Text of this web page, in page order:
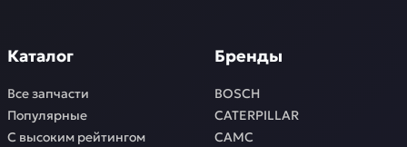
Каталог
Все запчасти
Популярные
С высоким рейтингом
Бренды
BOSCH
CATERPILLAR
CAMC